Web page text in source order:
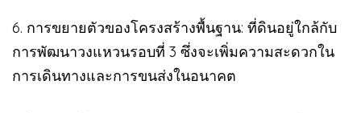
6. การขยายตัวของโครงสร้างพื้นฐาน: ที่ดินอยู่ใกล้กับ
การพัฒนาวงแหวนรอบที่ 3 ซึ่งจะเพิ่มความสะดวกใน
การเดินทางและการขนส่งในอนาคต